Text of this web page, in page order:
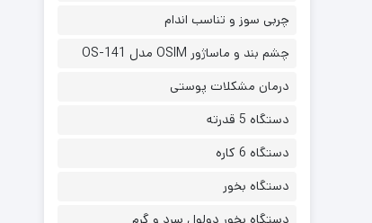
چربی سوز و تناسب اندام
چشم بند و ماساژور OSIM مدل OS-141
درمان مشکلات پوستی
دستگاه 5 قدرته
دستگاه 6 کاره
دستگاه بخور